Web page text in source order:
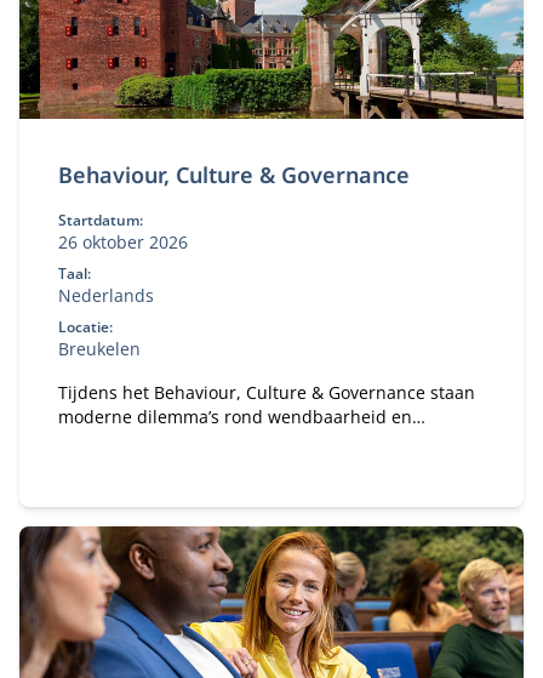
Behaviour, Culture & Governance
Startdatum:
26 oktober 2026
Taal:
Nederlands
Locatie:
Breukelen
Tijdens het Behaviour, Culture & Governance staan
moderne dilemma’s rond wendbaarheid en